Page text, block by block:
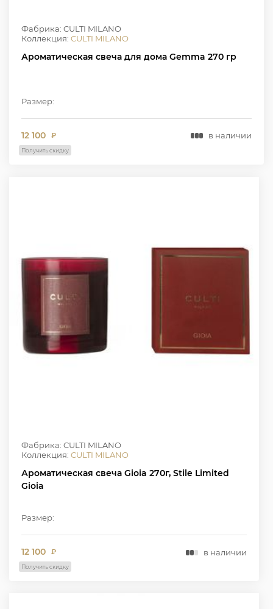
Фабрика: CULTI MILANO
Коллекция: CULTI MILANO
Ароматическая свеча для дома Gemma 270 гр
Размер:
12 100 ₽ в наличии
Получить скидку
Фабрика: CULTI MILANO
Коллекция: CULTI MILANO
Ароматическая свеча Gioia 270г, Stile Limited
Gioia
Размер:
12 100 ₽ в наличии
Получить скидку